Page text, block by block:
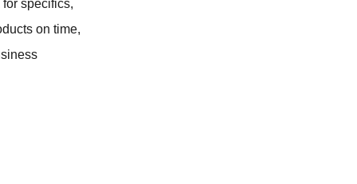
specifics,
on time,